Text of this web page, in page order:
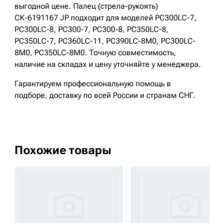
выгодной цене. Палец (стрела-рукоять)
СК-6191167 JP подходит для моделей PC300LC-7,
PC300LC-8, PC300-7, PC300-8, PC350LC-8,
PC350LC-7, PC360LC-11, PC390LC-8M0, PC300LC-
8M0, PC350LC-8M0. Точную совместимость,
наличие на складах и цену уточняйте у менеджера.
Гарантируем профессиональную помощь в
подборе, доставку по всей России и странам СНГ.
Похожие товары